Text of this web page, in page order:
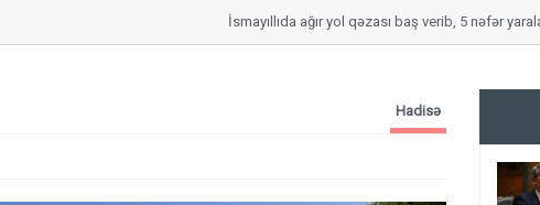
İsmayıllıda ağır yol qəzası baş verib, 5 nəfər yaralanıb
Hadisə